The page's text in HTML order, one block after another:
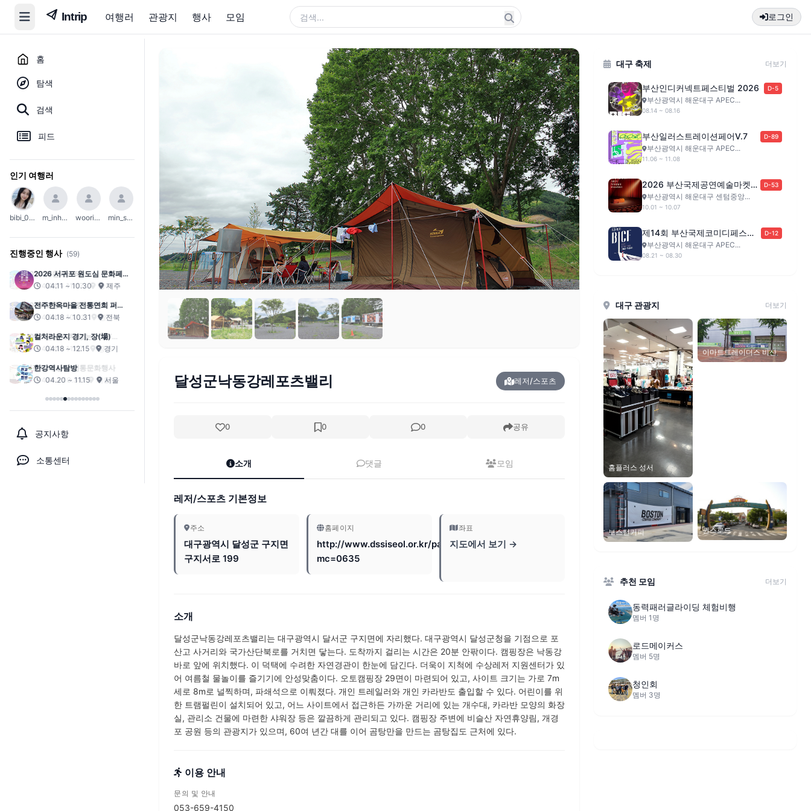
여행러 관광지 행사 모임 로그인
홈
탐색
검색
피드
인기 여행러
bibi_0203 m_inho23 woori_654 min_soo_1002
진행중인 행사 (59)
2026 서귀포 원도심 문화페스
티벌04.11 ~ 10.30 제주
전주한옥마을 전통연희 퍼레
이드-노상놀이야
04.18 ~ 10.31 전북
컬처라운지 경기, 장(場)
04.18 ~ 12.15
경기
한강역사탐방
04.20 ~ 11.15
서울
공지사항
소통센터
달성군낙동강레포츠밸리 레저/스포츠
0 0 0 공유
소개 댓글 모임
레저/스포츠 기본정보
주소
대구광역시 달성군 구지면
구지서로 199
홈페이지
http://www.dssiseol.or.kr/pages/sisul/page.html?
mc=0635
좌표
지도에서 보기 →
소개
달성군낙동강레포츠밸리는 대구광역시 달서군 구지면에 자리했다. 대구광역시 달성군청을 기점으로 포
산고 사거리와 국가산단북로를 거치면 닿는다. 도착까지 걸리는 시간은 20분 안팎이다. 캠핑장은 낙동강
바로 앞에 위치했다. 이 덕택에 수려한 자연경관이 한눈에 담긴다. 더욱이 지척에 수상레저 지원센터가 있
어 여름철 물놀이를 즐기기에 안성맞춤이다. 오토캠핑장 29면이 마련되어 있고, 사이트 크기는 가로 7m
세로 8m로 널찍하며, 파쇄석으로 이뤄졌다. 개인 트레일러와 개인 카라반도 출입할 수 있다. 어린이를 위
한 트램펄린이 설치되어 있고, 어느 사이트에서 접근하든 가까운 거리에 있는 개수대, 카라반 모양의 화장
실, 관리소 건물에 마련한 샤워장 등은 깔끔하게 관리되고 있다. 캠핑장 주변에 비슬산 자연휴양림, 개경
포 공원 등의 관광지가 있으며, 60여 년간 대를 이어 곰탕만을 만드는 곰탕집도 근처에 있다.
이용 안내
문의 및 안내
053-659-4150
대구 축제 더보기
부산인디커넥트페스티벌 2026 D-5
부산광역시 해운대구 APEC...
08.14 ~ 08.16
부산일러스트레이션페어V.7 D-89
부산광역시 해운대구 APEC...
11.06 ~ 11.08
2026 부산국제공연예술마켓
(BPAM)
D-53
부산광역시 해운대구 센텀중앙...
10.01 ~ 10.07
제14회 부산국제코미디페스티
벌
D-12
부산광역시 해운대구 APEC...
08.21 ~ 08.30
대구 관광지 더보기
홈플러스 성서
이마트트레이더스 비산
보스턴커피 퀸스로드
추천 모임 더보기
동력패러글라이딩 체험비행
멤버 1명
로드메이커스
멤버 5명
청인회
멤버 3명